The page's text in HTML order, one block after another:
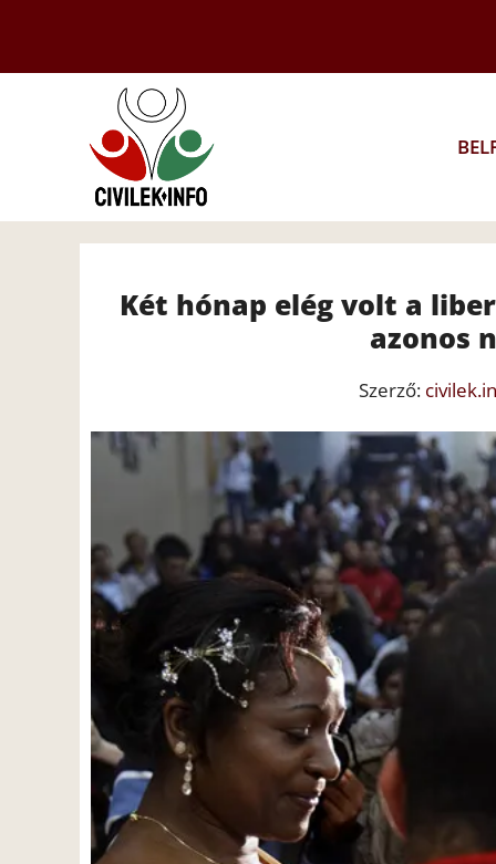
tartalomba
Két hónap elég volt a
azonos
Szerző: